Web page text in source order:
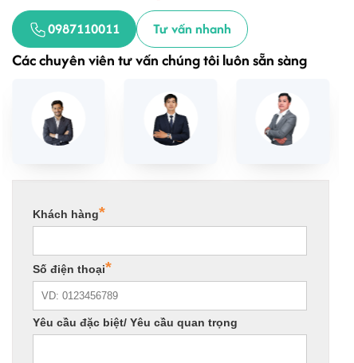
0987110011 Tư vấn nhanh
Các chuyên viên tư vấn chúng tôi luôn sẵn sàng